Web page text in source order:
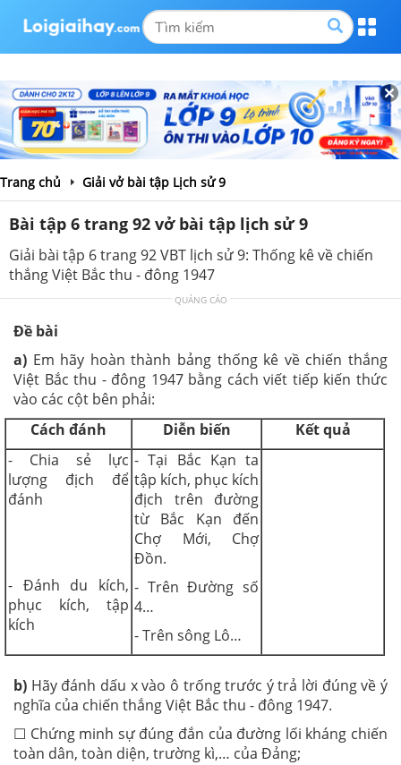
Trang chủ Giải vở bài tập Lịch sử 9
Bài tập 6 trang 92 vở bài tập lịch sử 9
Giải bài tập 6 trang 92 VBT lịch sử 9: Thống kê về chiến
thắng Việt Bắc thu - đông 1947
QUẢNG CÁO
Đề bài
a) Em hãy hoàn thành bảng thống kê về chiến thắng
Việt Bắc thu - đông 1947 bằng cách viết tiếp kiến thức
vào các cột bên phải:
Cách đánh
Diễn biến
Kết quả
- Chia sẻ lực
lượng địch để
đánh
- Đánh du kích,
phục kích, tập
kích
- Tại Bắc Kạn ta
tập kích, phục kích
địch trên đường
từ Bắc Kạn đến
Chợ Mới, Chợ
Đồn.
- Trên Đường số
4…
- Trên sông Lô…
b) Hãy đánh dấu x vào ô trống trước ý trả lời đúng về ý
nghĩa của chiến thắng Việt Bắc thu - đông 1947.
☐ Chứng minh sự đúng đắn của đường lối kháng chiến
toàn dân, toàn diện, trường kì,… của Đảng;